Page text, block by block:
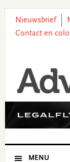
primary
main
primary
footer
Nieuwsbrief
Contact en
MENU